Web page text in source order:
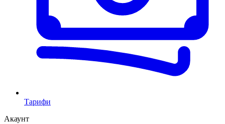
Тарифи
Акаунт